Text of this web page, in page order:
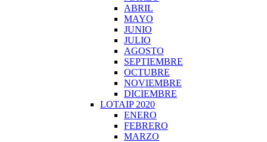
ABRIL
MAYO
JUNIO
JULIO
AGOSTO
SEPTIEMBRE
OCTUBRE
NOVIEMBRE
DICIEMBRE
LOTAIP 2020
ENERO
FEBRERO
MARZO